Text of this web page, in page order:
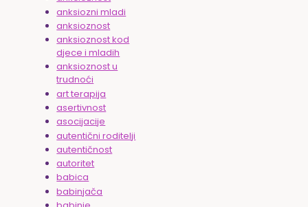
anksiozni mladi
anksioznost
anksioznost kod
djece i mladih
anksioznost u
trudnoći
art terapija
asertivnost
asocijacije
autentični roditelji
autentičnost
autoritet
babica
babinjača